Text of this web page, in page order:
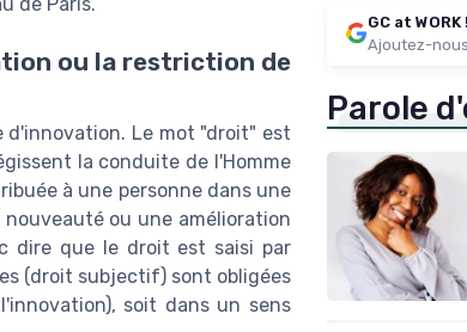
ou la restriction de
Le mot "droit" est
la conduite de l'Homme
à une personne dans une
ou une amélioration
dire que le droit est saisi par
(droit subjectif) sont obligées
soit dans un sens
GC at WORK !
Ajoutez-
Parole